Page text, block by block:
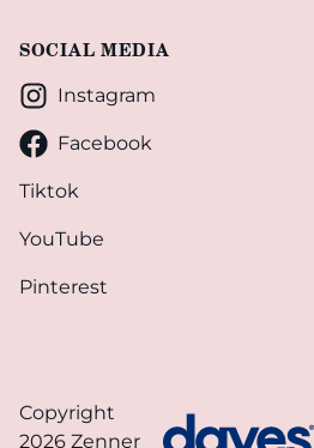
SOCIAL MEDIA
Instagram
Facebook
Tiktok
YouTube
Pinterest
Copyright
2026 Zenner